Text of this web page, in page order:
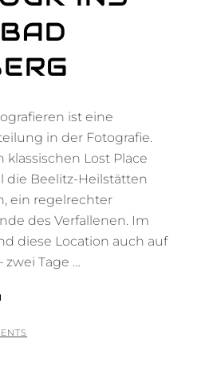
ist eine
in der Fotografie.
Lost Place
die Beelitz-Heilstätten
ein regelrechter
des Verfallenen. Im
diese Location auch auf
Tage …
VOLKSBAD